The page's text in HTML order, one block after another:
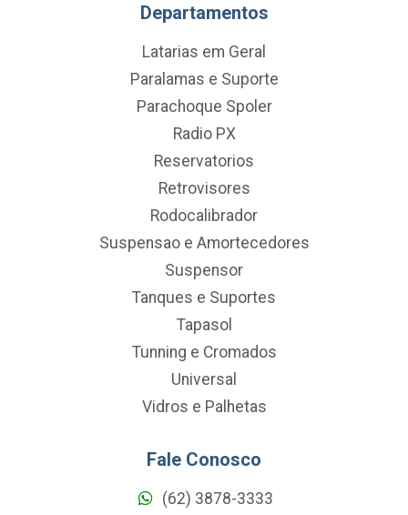
Departamentos
Latarias em Geral
Paralamas e Suporte
Parachoque Spoler
Radio PX
Reservatorios
Retrovisores
Rodocalibrador
Suspensao e Amortecedores
Suspensor
Tanques e Suportes
Tapasol
Tunning e Cromados
Universal
Vidros e Palhetas
Fale Conosco
(62) 3878-3333